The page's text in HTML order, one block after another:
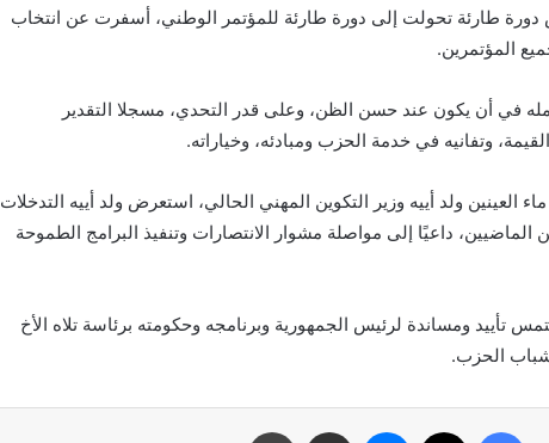
طارئة تحولت إلى دورة طارئة للمؤتمر الوطني، أسفرت عن انتخاب
المؤتمرين.
في أن يكون عند حسن الظن، وعلى قدر التحدي، مسجلا التقدير
وتفانيه في خدمة الحزب ومبادئه، وخياراته.
ولد أييه وزير التكوين المهني الحالي، استعرض ولد أييه التدخلات
الماضيين، داعيًا إلى مواصلة مشوار الانتصارات وتنفيذ البرامج الطموحة
تأييد ومساندة لرئيس الجمهورية وبرنامجه وحكومته برئاسة تلاه الأخ
الحزب.
فيسبوك ماسنجر مشاركة عبر البريد